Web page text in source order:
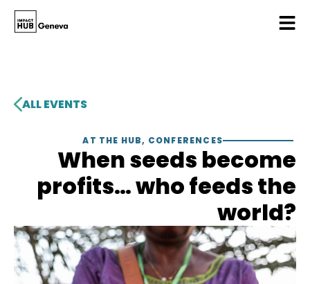
ALL EVENTS
AT THE HUB, CONFERENCES
When seeds become
profits… who feeds the
world?